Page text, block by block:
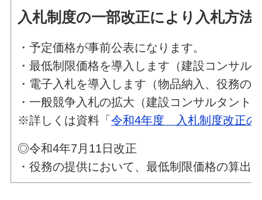
入札制度の一部改正により入札方
・予定価格が事前公表になります。
・最低制限価格を導入します（建設コンサ
・電子入札を導入します（物品納入、役務の
・一般競争入札の拡大（建設コンサルタント
※詳しくは資料「令和4年度 入札制度改正の
◎令和4年7月11日改正
・役務の提供において、最低制限価格の算